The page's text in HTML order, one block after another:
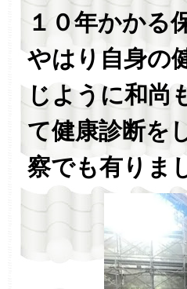
１０年かかる
やはり自身の
じように和尚
て健康診断を
察でも有りま